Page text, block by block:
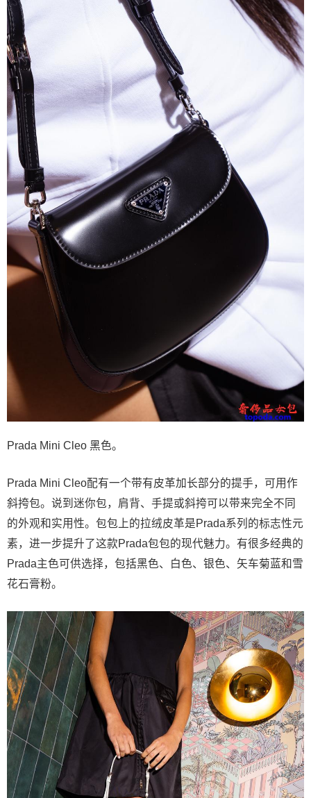
Prada Mini Cleo 黑色。
Prada Mini Cleo配有一个带有皮革加长部分的提手，可用作
斜挎包。说到迷你包，肩背、手提或斜挎可以带来完全不同
的外观和实用性。包包上的拉绒皮革是Prada系列的标志性元
素，进一步提升了这款Prada包包的现代魅力。有很多经典的
Prada主色可供选择，包括黑色、白色、银色、矢车菊蓝和雪
花石膏粉。